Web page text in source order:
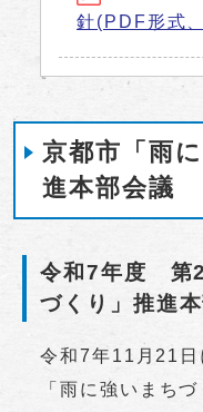
針(PDF形式
京都市「雨
進本部会議
令和7年度 第2
づくり」推進
令和7年11月21
「雨に強いまち